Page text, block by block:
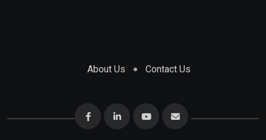
About Us Contact Us